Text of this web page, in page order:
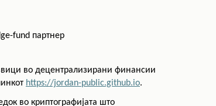
fund партнер
во децентрализирани финансии
https://jordan-public.github.io.
во криптографијата што